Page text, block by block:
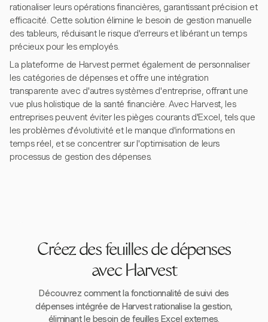
rationaliser leurs opérations financières, garantissant précision et
efficacité. Cette solution élimine le besoin de gestion manuelle
des tableurs, réduisant le risque d'erreurs et libérant un temps
précieux pour les employés.
La plateforme de Harvest permet également de personnaliser
les catégories de dépenses et offre une intégration
transparente avec d'autres systèmes d'entreprise, offrant une
vue plus holistique de la santé financière. Avec Harvest, les
entreprises peuvent éviter les pièges courants d'Excel, tels que
les problèmes d'évolutivité et le manque d'informations en
temps réel, et se concentrer sur l'optimisation de leurs
processus de gestion des dépenses.
Créez des feuilles de dépenses
avec Harvest
Découvrez comment la fonctionnalité de suivi des
dépenses intégrée de Harvest rationalise la gestion,
éliminant le besoin de feuilles Excel externes.